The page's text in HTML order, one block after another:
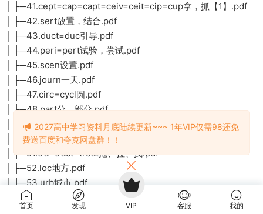
│ ├─41.cept=cap=capt=ceiv=ceit=cip=cup拿，抓【1】.pdf
│ ├─42.sert放置，结合.pdf
│ ├─43.duct=duc引导.pdf
│ ├─44.peri=pert试验，尝试.pdf
│ ├─45.scen设置.pdf
│ ├─46.journ一天.pdf
│ ├─47.circ=cycl圆.pdf
│ ├─48.part分，部分.pdf
│ ├─49.ven=vent来.pdf
│ ├─50.haust抽出.pdf
│ ├─51.tra=tract=treat拖、拉、拽.pdf
│ ├─52.loc地方.pdf
│ ├─53.urb城市.pdf
│ ├─54.fortun财富.pdf
首页 发现 VIP 客服 我的
2027高中学习资料月底陆续更新~~~ 1年VIP仅需98还免
费送百度和夸克网盘群！！